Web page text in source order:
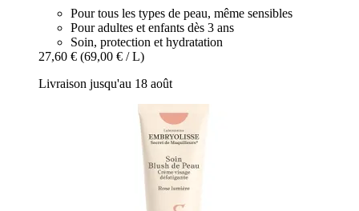
Pour tous les types de peau, même sensibles
Pour adultes et enfants dès 3 ans
Soin, protection et hydratation
27,60 € (69,00 € / L)
Livraison jusqu'au 18 août